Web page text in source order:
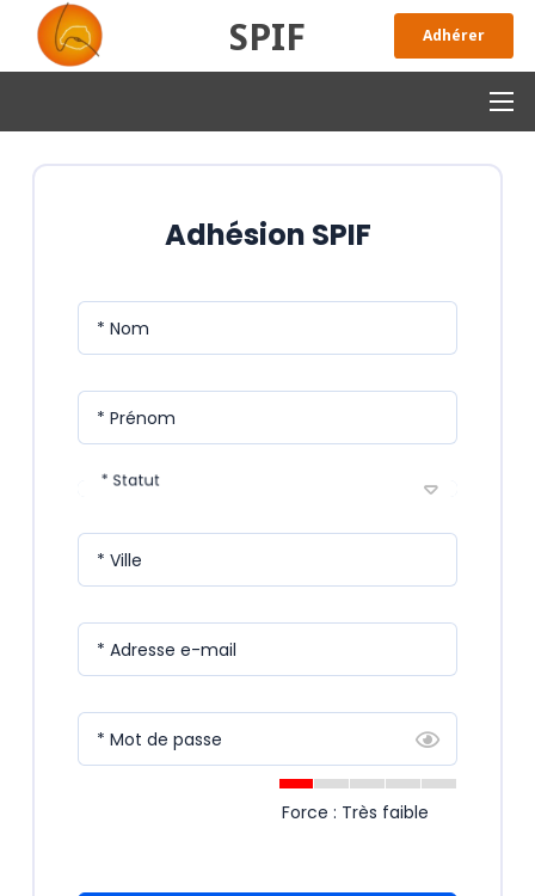
SPIF Adhérer
Adhésion SPIF
* Nom
* Prénom
* Statut
* Ville
* Adresse e-mail
* Mot de passe
Force : Très faible